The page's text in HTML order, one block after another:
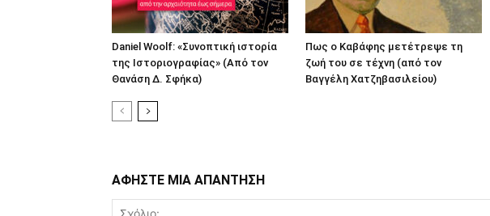
Daniel Woolf: «Συνοπτική ιστορία
της Ιστοριογραφίας» (Από τον
Θανάση Δ. Σφήκα)
Πως ο Καβάφης μετέτρεψε τη
ζωή του σε τέχνη (από τον
Βαγγέλη Χατζηβασιλείου)
ΑΦΗΣΤΕ ΜΙΑ ΑΠΑΝΤΗΣΗ